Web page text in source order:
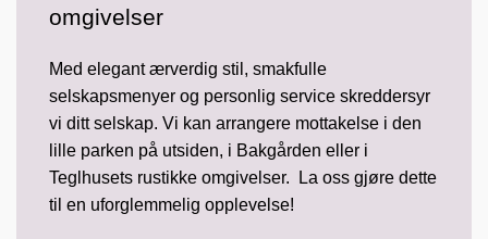
omgivelser
Med elegant ærverdig stil, smakfulle
selskapsmenyer og personlig service skreddersyr
vi ditt selskap. Vi kan arrangere mottakelse i den
lille parken på utsiden, i Bakgården eller i
Teglhusets rustikke omgivelser. La oss gjøre dette
til en uforglemmelig opplevelse!